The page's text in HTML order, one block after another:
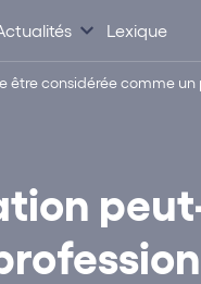
Lexique
être considérée comme un